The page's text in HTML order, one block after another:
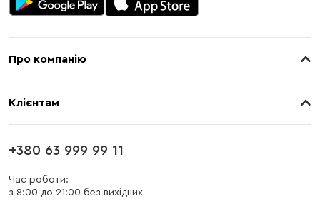
Про компанію
Клієнтам
Оплата
Блог
+380 63 999 99 11
Час роботи:
з 8:00 до 21:00 без вихідних